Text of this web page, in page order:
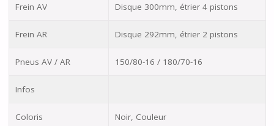
Frein AV Disque 300mm, étrier 4 pistons
Frein AR Disque 292mm, étrier 2 pistons
Pneus AV / AR 150/80-16 / 180/70-16
Infos
Coloris Noir, Couleur